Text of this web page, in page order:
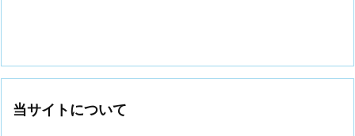
当サイトについて